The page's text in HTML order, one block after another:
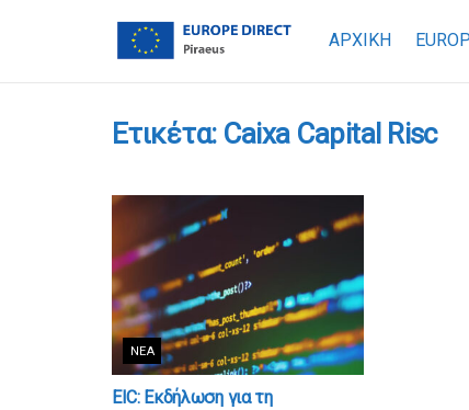
ΑΡΧΙΚΗ
Ετικέτα: Caixa Capital Risc
ΝΈΑ
EIC: Εκδήλωση για τη